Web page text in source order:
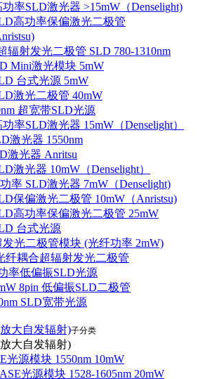
功率SLD激光器 >15mW（Denselight)
高功率保偏激光二极管
辐射发光二极管 SLD 780-1310nm
Mini激光模块 5mW
台式光源 5mW
激光二极管 40mW
超宽带SLD光源
功率SLD激光器 15mW（Denselight）
激光器 1550nm
激光器 Anritsu
激光器 10mW（Denselight）
率 SLD激光器 7mW（Denselight)
保偏激光二极管 10mW（Anristsu)
高功率保偏激光二极管 25mW
台式光源
发光二极管模块 (光纤功率 2mW)
纤耦合超辐射发光二极管
率低偏振SLD光源
8pin 低偏振SLD二极管
SLD宽带光源
大自发辐射)子分类
大自发辐射)
光源模块 1550nm 10mW
光源模块 1528-1605nm 20mW